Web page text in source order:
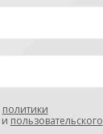
политики
и пользовательского